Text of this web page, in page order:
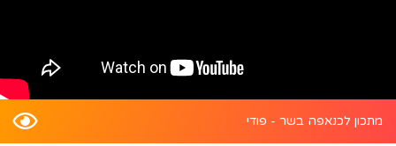
מתכון לכנאפה בשר - פודי